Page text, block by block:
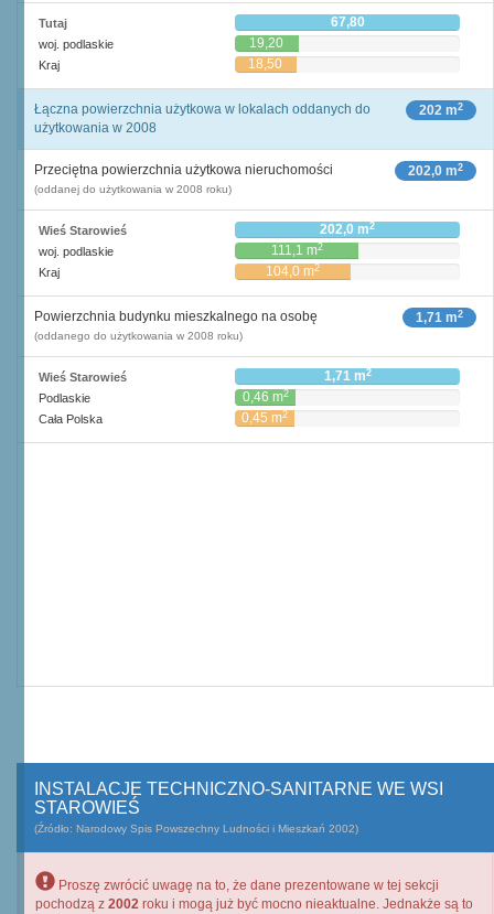
Tutaj 67,80
woj. podlaskie 19,20
Kraj 18,50
202 m2
Łączna powierzchnia użytkowa w lokalach oddanych do
użytkowania w 2008
202,0 m2
Przeciętna powierzchnia użytkowa nieruchomości
(oddanej do użytkowania w 2008 roku)
Wieś Starowieś 202,0 m2
woj. podlaskie 111,1 m2
Kraj 104,0 m2
1,71 m2
Powierzchnia budynku mieszkalnego na osobę
(oddanego do użytkowania w 2008 roku)
Wieś Starowieś 1,71 m2
Podlaskie 0,46 m2
Cała Polska 0,45 m2
INSTALACJE TECHNICZNO-SANITARNE WE WSI
STAROWIEŚ
(Źródło: Narodowy Spis Powszechny Ludności i Mieszkań 2002)
Proszę zwrócić uwagę na to, że dane prezentowane w tej sekcji
pochodzą z 2002 roku i mogą już być mocno nieaktualne. Jednakże są to